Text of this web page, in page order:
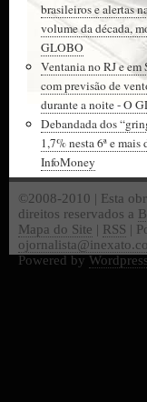
brasileiros e alertas
volume da década,
GLOBO
Ventania no RJ e
com previsão de
durante a noite - O
Debandada dos
1,7% nesta 6ª e mais
InfoMoney
©2008-2010 | Esta
direitos reservados a
Mapa do Site | RSS |
Powered by Wordpress